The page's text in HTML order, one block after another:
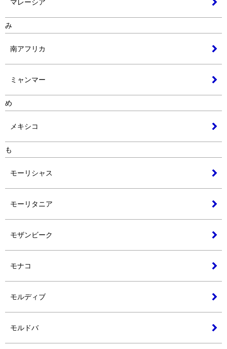
マレーシア
み
南アフリカ
ミャンマー
め
メキシコ
も
モーリシャス
モーリタニア
モザンビーク
モナコ
モルディブ
モルドバ